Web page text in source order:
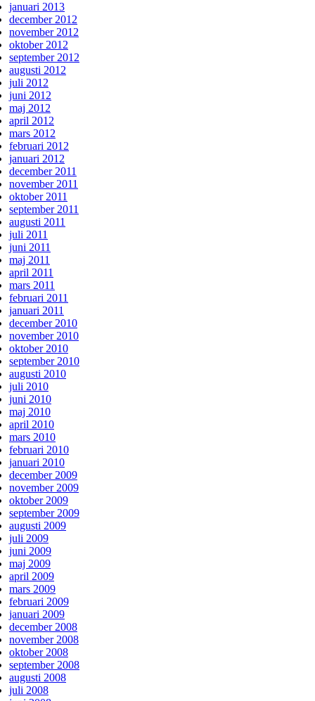
januari 2013
december 2012
november 2012
oktober 2012
september 2012
augusti 2012
juli 2012
juni 2012
maj 2012
april 2012
mars 2012
februari 2012
januari 2012
december 2011
november 2011
oktober 2011
september 2011
augusti 2011
juli 2011
juni 2011
maj 2011
april 2011
mars 2011
februari 2011
januari 2011
december 2010
november 2010
oktober 2010
september 2010
augusti 2010
juli 2010
juni 2010
maj 2010
april 2010
mars 2010
februari 2010
januari 2010
december 2009
november 2009
oktober 2009
september 2009
augusti 2009
juli 2009
juni 2009
maj 2009
april 2009
mars 2009
februari 2009
januari 2009
december 2008
november 2008
oktober 2008
september 2008
augusti 2008
juli 2008